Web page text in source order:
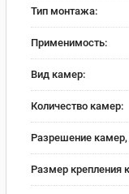
Тип монтажа:
Применимость:
Вид камер:
Количество камер:
Разрешение
Размер крепления